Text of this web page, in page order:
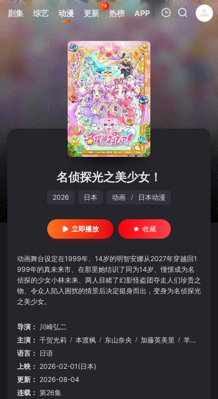
剧集 综艺 动漫 更新
78
热榜 APP
我的观影记录
暂无观看影片的记录
名侦探光之美少女！
2026 日本 动画 / 日本动漫
立即播放 收藏
动画舞台设定在1999年、14岁的明智安娜从2027年穿越回1
999年的真未来市、在那里她结识了同为14岁、憧憬成为名
侦探的少女小林未来、两人目睹了幻影怪盗团夺走人们珍贵之
物、令众人陷入困扰的情景后决定挺身而出，变身为名侦探光
之美少女。
导演：
川崎弘二
主演： 千贺光莉 / 本渡枫 / 东山奈央 / 加藤英美里 / 羊宫妃那
语言：
日语
上映： 2026-02-01(日本)
更新： 2026-08-04
连载： 第26集